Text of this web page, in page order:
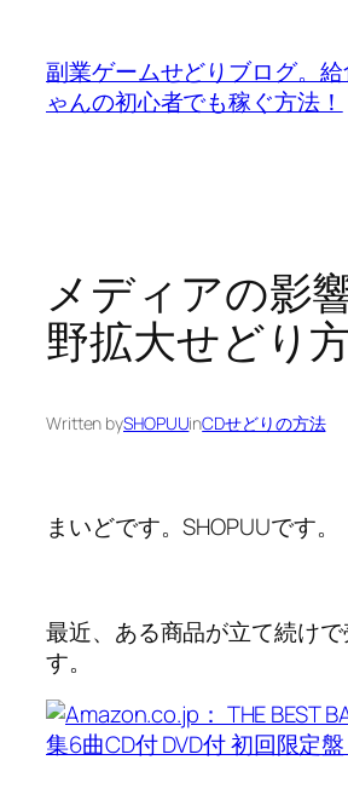
副業ゲームせどりブログ。
ゃんの初心者でも稼ぐ方法！
メディアの影
野拡大せどり
Written bySHOPUUinCDせどりの方法
まいどです。SHOPUUです。
最近、ある商品が立て続け
す。